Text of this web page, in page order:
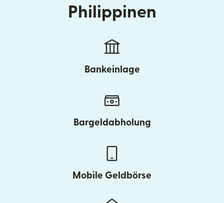
Philippinen
Bankeinlage
Bargeldabholung
Mobile Geldbörse